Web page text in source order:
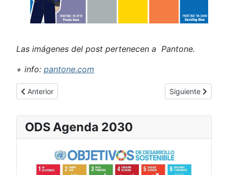
ODS Agenda 2030
Las imágenes del post pertenecen a Pantone.
+ info: pantone.com
Artículo anterior: Nos especializamos en ti
Anterior Artículo
Siguiente